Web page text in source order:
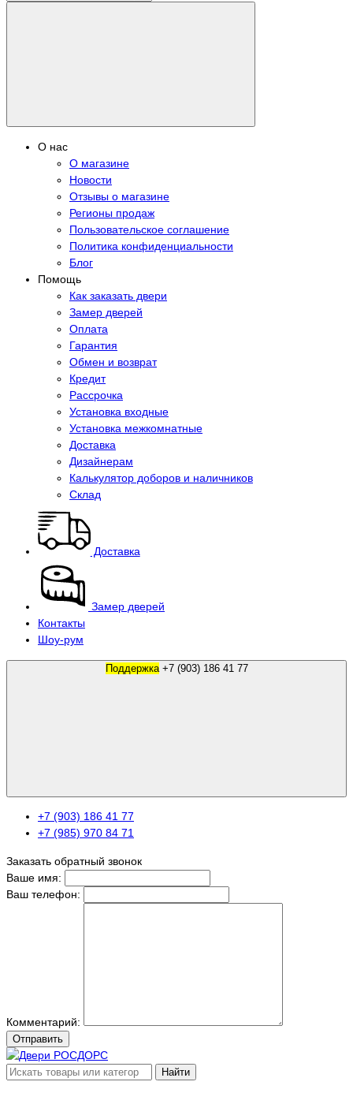
О нас
О магазине
Новости
Отзывы о магазине
Регионы продаж
Пользовательское соглашение
Политика конфиденциальности
Блог
Помощь
Как заказать двери
Замер дверей
Оплата
Гарантия
Обмен и возврат
Кредит
Рассрочка
Установка входные
Установка межкомнатные
Доставка
Дизайнерам
Калькулятор доборов и наличников
Склад
Доставка
Замер дверей
Контакты
Шоу-рум
Поддержка +7 (903) 186 41 77
+7 (903) 186 41 77
+7 (985) 970 84 71
Заказать обратный звонок
Ваше имя:
Ваш телефон:
Комментарий:
Отправить
Найти